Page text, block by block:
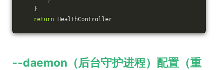
}
return HealthController
--daemon（后台守护进程）配置（重